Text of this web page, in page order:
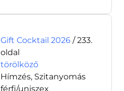
Gift Cocktail 2026 / 233.
oldal
törölköző
Hímzés, Szitanyomás
férfi/uniszex